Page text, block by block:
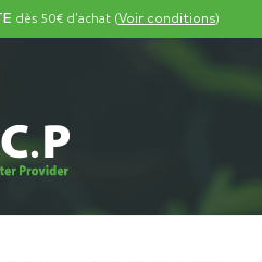
dès 50€ d'achat (Voir conditions)